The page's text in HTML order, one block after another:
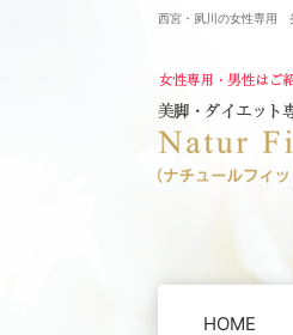
西宮・夙川の女性専用
HOME